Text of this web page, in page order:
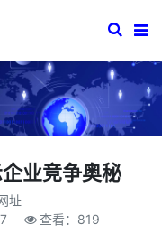
业竞争奥秘
址
查看： 819